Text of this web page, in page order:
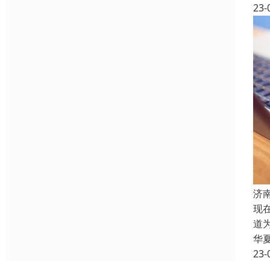
23-
济
现
道
华
23-